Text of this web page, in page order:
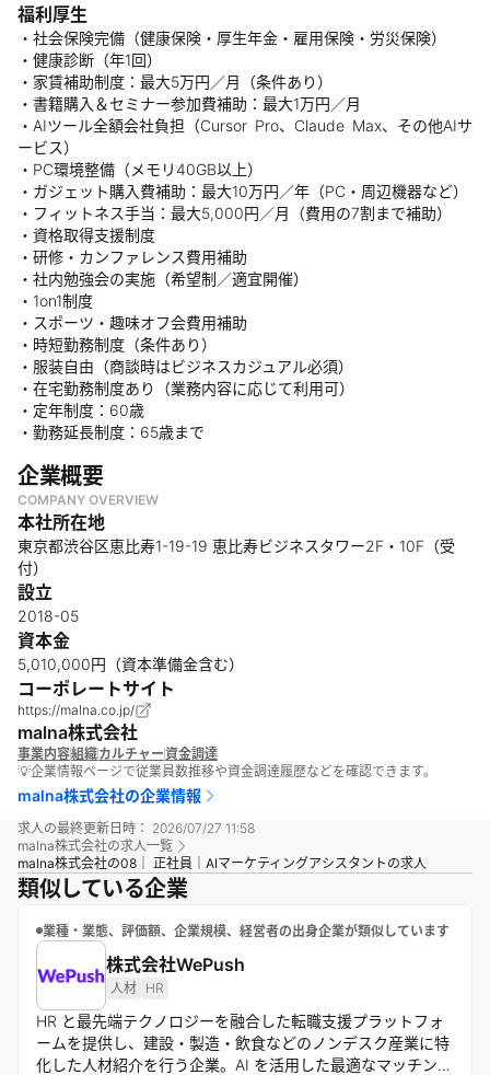
福利厚生
・社会保険完備（健康保険・厚生年金・雇用保険・労災保険）
・健康診断（年1回）
・家賃補助制度：最大5万円／月（条件あり）
・書籍購入＆セミナー参加費補助：最大1万円／月
・AIツール全額会社負担（Cursor Pro、Claude Max、その他AIサ
ービス）
・PC環境整備（メモリ40GB以上）
・ガジェット購入費補助：最大10万円／年（PC・周辺機器など）
・フィットネス手当：最大5,000円／月（費用の7割まで補助）
・資格取得支援制度
・研修・カンファレンス費用補助
・社内勉強会の実施（希望制／適宜開催）
・1on1制度
・スポーツ・趣味オフ会費用補助
・時短勤務制度（条件あり）
・服装自由（商談時はビジネスカジュアル必須）
・在宅勤務制度あり（業務内容に応じて利用可）
・定年制度：60歳
・勤務延長制度：65歳まで
企業概要
COMPANY OVERVIEW
本社所在地
東京都渋谷区恵比寿1-19-19 恵比寿ビジネスタワー2F・10F（受
付）
設立
2018-05
資本金
5,010,000円（資本準備金含む）
コーポレートサイト
https://malna.co.jp/
malna株式会社
事業内容組織カルチャー資金調達
💡企業情報ページで従業員数推移や資金調達履歴などを確認できます。
malna株式会社の企業情報
求人の最終更新日時： 2026/07/27 11:58
malna株式会社の求人一覧
malna株式会社の08｜ 正社員｜AIマーケティングアシスタントの求人
類似している企業
業種・業態、評価額、企業規模、経営者の出身企業が類似しています
株式会社WePush
人材 HR
HR と最先端テクノロジーを融合した転職支援プラットフォ
ームを提供し、建設・製造・飲食などのノンデスク産業に特
化した人材紹介を行う企業。AI を活用した最適なマッチング